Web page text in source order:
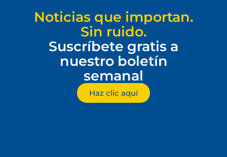
Noticias que importan.
Sin ruido.
Suscríbete gratis a
nuestro boletín
semanal
Haz clic aquí